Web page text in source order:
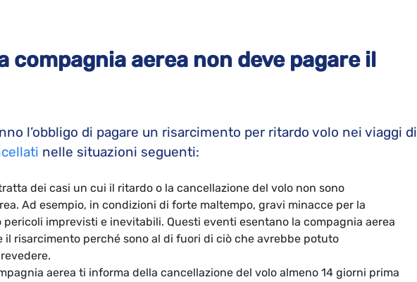
compagnia aerea non deve pagare il
l’obbligo di pagare un risarcimento per ritardo volo nei viaggi di
nelle situazioni seguenti:
dei casi un cui il ritardo o la cancellazione del volo non sono
Ad esempio, in condizioni di forte maltempo, gravi minacce per la
imprevisti e inevitabili. Questi eventi esentano la compagnia aerea
il risarcimento perché sono al di fuori di ciò che avrebbe potuto
aerea ti informa della cancellazione del volo almeno 14 giorni prima